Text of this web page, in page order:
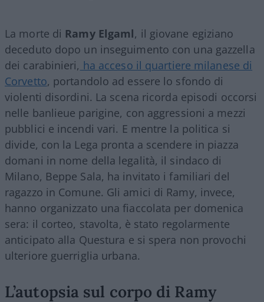
La morte di Ramy Elgaml, il giovane egiziano
deceduto dopo un inseguimento con una gazzella
dei carabinieri, ha acceso il quartiere milanese di
Corvetto, portandolo ad essere lo sfondo di
violenti disordini. La scena ricorda episodi occorsi
nelle banlieue parigine, con aggressioni a mezzi
pubblici e incendi vari. E mentre la politica si
divide, con la Lega pronta a scendere in piazza
domani in nome della legalità, il sindaco di
Milano, Beppe Sala, ha invitato i familiari del
ragazzo in Comune. Gli amici di Ramy, invece,
hanno organizzato una fiaccolata per domenica
sera: il corteo, stavolta, è stato regolarmente
anticipato alla Questura e si spera non provochi
ulteriore guerriglia urbana.
L’autopsia sul corpo di Ramy